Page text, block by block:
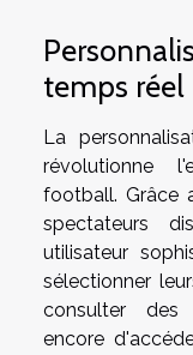
temps réel
La
révolutionne
football. Grâce
spectateurs
utilisateur
sélectionner
consulter des
encore